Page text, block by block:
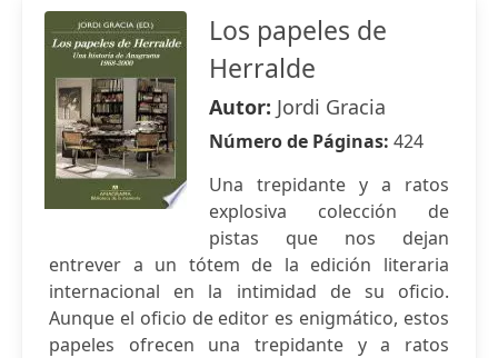
Los papeles de
Herralde
Autor: Jordi Gracia
Número de Páginas: 424
Una trepidante y a ratos
explosiva colección de
pistas que nos dejan
entrever a un tótem de la edición literaria
internacional en la intimidad de su oficio.
Aunque el oficio de editor es enigmático, estos
papeles ofrecen una trepidante y a ratos